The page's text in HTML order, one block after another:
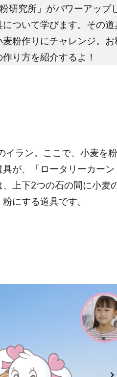
研究所」がパワーアップ
ついて学びます。その道
粉作りにチャレンジ。お
り方を紹介するよ！
イラン。ここで、小麦を
が、「ロータリーカーン
上下2つの石の間に小麦
にする道具です。